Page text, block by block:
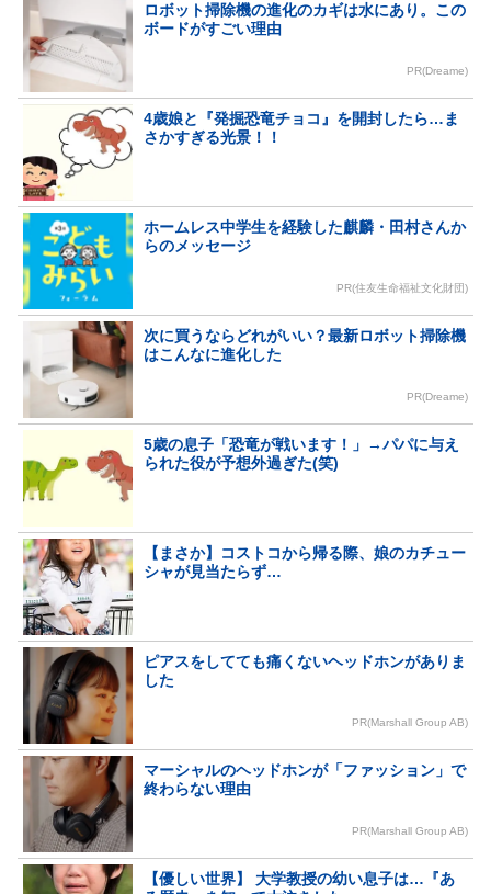
ロボット掃除機の進化のカギは水にあり。この
ボードがすごい理由
PR(Dreame)
4歳娘と『発掘恐竜チョコ』を開封したら…ま
さかすぎる光景！！
ホームレス中学生を経験した麒麟・田村さんか
らのメッセージ
PR(住友生命福祉文化財団)
次に買うならどれがいい？最新ロボット掃除機
はこんなに進化した
PR(Dreame)
5歳の息子「恐竜が戦います！」→パパに与え
られた役が予想外過ぎた(笑)
【まさか】コストコから帰る際、娘のカチュー
シャが見当たらず…
ピアスをしてても痛くないヘッドホンがありま
した
PR(Marshall Group AB)
マーシャルのヘッドホンが「ファッション」で
終わらない理由
PR(Marshall Group AB)
【優しい世界】 大学教授の幼い息子は…『あ